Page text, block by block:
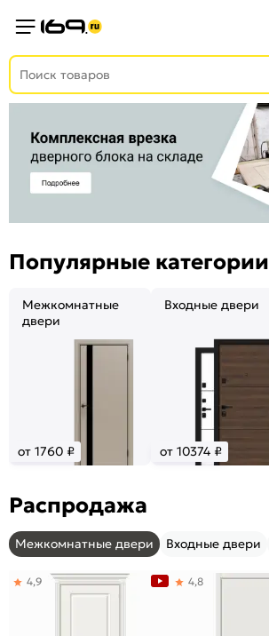
Популярные категории
Межкомнатные
двери
от 1760 ₽
Входные двери
от 10374 ₽
Распродажа
Межкомнатные двери Входные двери
4,9 4,8